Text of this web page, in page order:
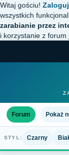
Witaj gościu!
wszystkich
zarabianie przez
i korzystanie z forum
Forum Pokaż
STYL: Czarny